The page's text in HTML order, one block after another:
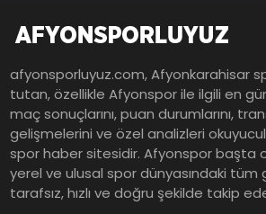
afyonsporluyuz.com, Afyonkarahisar
tutan, özellikle Afyonspor ile ilgili en
maç sonuçlarını, puan durumlarını,
gelişmelerini ve özel analizleri
spor haber sitesidir. Afyonspor başta
yerel ve ulusal spor dünyasındaki tüm
tarafsız, hızlı ve doğru şekilde takip